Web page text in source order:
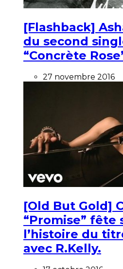
[Flashback]
du second
“Concrète
27 novembre 2016
[Old But Gold]
“Promise” fête
l’histoire du
avec R.Kelly.